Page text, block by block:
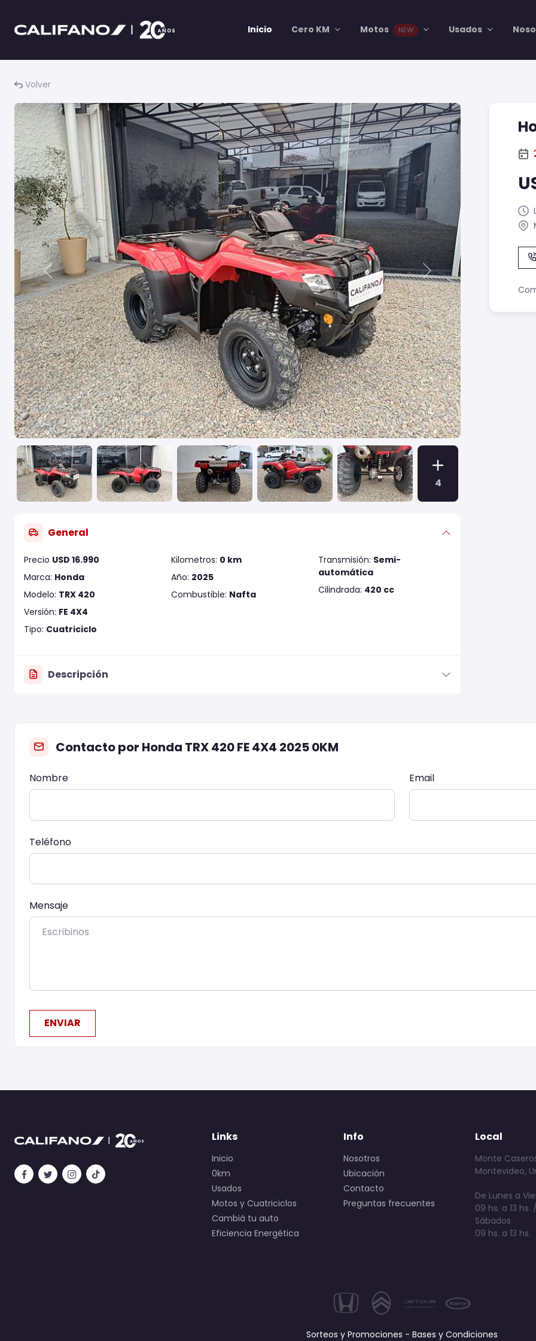
Inicio Cero KM Motos NEW Usados
Volver
Previous Next
4
General
Precio USD 16.990
Marca: Honda
Modelo: TRX 420
Versión: FE 4X4
Tipo: Cuatriciclo
Kilometros: 0 km
Año: 2025
Combustible: Nafta
Transmisión: Semi-
automática
Cilindrada: 420 cc
Descripción
Contacto por Honda TRX 420 FE 4X4 2025 0KM
Nombre Email
Teléfono
Mensaje
ENVIAR
Links
Inicio
0km
Usados
Motos y Cuatriciclos
Cambiá tu auto
Eficiencia Energética
Info
Nosotros
Ubicación
Contacto
Preguntas frecuentes
Local
Monte
Montevideo,
De Lunes a
09 hs. a 13 hs.
Sábados
09 hs. a 13 hs.
Sorteos y Promociones - Bases y Condiciones